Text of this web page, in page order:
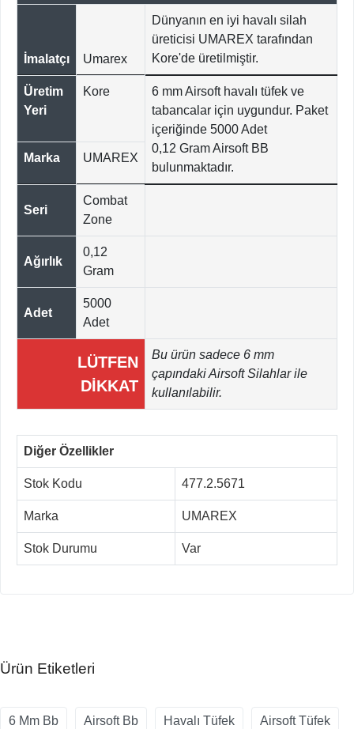
İmalatçı Umarex
Dünyanın en iyi havalı silah
üreticisi UMAREX tarafından
Kore'de üretilmiştir.
Üretim
Yeri
Kore
6 mm Airsoft havalı tüfek ve
tabancalar için uygundur. Paket
içeriğinde 5000 Adet
0,12 Gram Airsoft BB
bulunmaktadır.
Marka UMAREX
Seri
Combat
Zone
Ağırlık
0,12
Gram
Adet
5000
Adet
LÜTFEN
DİKKAT
Bu ürün sadece 6 mm
çapındaki Airsoft Silahlar ile
kullanılabilir.
Diğer Özellikler
Stok Kodu 477.2.5671
Marka UMAREX
Stok Durumu Var
Ürün Etiketleri
6 Mm Bb Airsoft Bb Havalı Tüfek Airsoft Tüfek